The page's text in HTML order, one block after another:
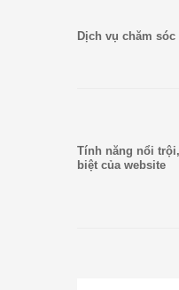
Dịch vụ chăm sóc
Tính năng nổi
biệt của